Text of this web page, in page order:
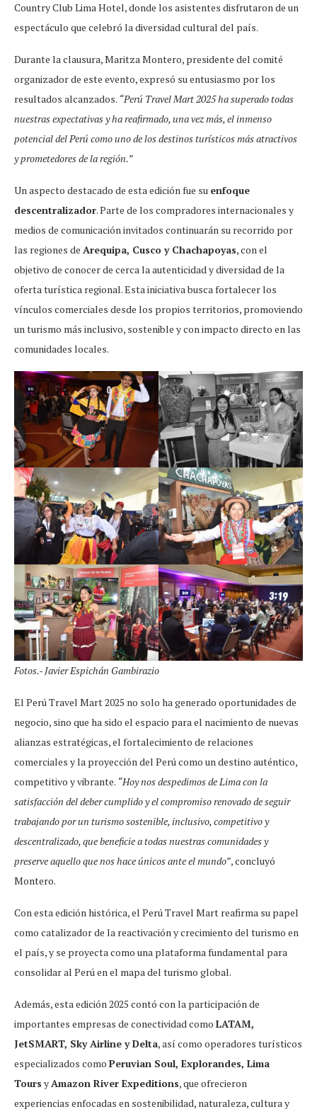
Country Club Lima Hotel, donde los asistentes disfrutaron de un
espectáculo que celebró la diversidad cultural del país.
Durante la clausura, Maritza Montero, presidente del comité
organizador de este evento, expresó su entusiasmo por los
resultados alcanzados. “Perú Travel Mart 2025 ha superado todas
nuestras expectativas y ha reafirmado, una vez más, el inmenso
potencial del Perú como uno de los destinos turísticos más atractivos
y prometedores de la región.”
Un aspecto destacado de esta edición fue su enfoque
descentralizador. Parte de los compradores internacionales y
medios de comunicación invitados continuarán su recorrido por
las regiones de Arequipa, Cusco y Chachapoyas, con el
objetivo de conocer de cerca la autenticidad y diversidad de la
oferta turística regional. Esta iniciativa busca fortalecer los
vínculos comerciales desde los propios territorios, promoviendo
un turismo más inclusivo, sostenible y con impacto directo en las
comunidades locales.
Fotos.- Javier Espichán Gambirazio
El Perú Travel Mart 2025 no solo ha generado oportunidades de
negocio, sino que ha sido el espacio para el nacimiento de nuevas
alianzas estratégicas, el fortalecimiento de relaciones
comerciales y la proyección del Perú como un destino auténtico,
competitivo y vibrante. “Hoy nos despedimos de Lima con la
satisfacción del deber cumplido y el compromiso renovado de seguir
trabajando por un turismo sostenible, inclusivo, competitivo y
descentralizado, que beneficie a todas nuestras comunidades y
preserve aquello que nos hace únicos ante el mundo”, concluyó
Montero.
Con esta edición histórica, el Perú Travel Mart reafirma su papel
como catalizador de la reactivación y crecimiento del turismo en
el país, y se proyecta como una plataforma fundamental para
consolidar al Perú en el mapa del turismo global.
Además, esta edición 2025 contó con la participación de
importantes empresas de conectividad como LATAM,
JetSMART, Sky Airline y Delta, así como operadores turísticos
especializados como Peruvian Soul, Explorandes, Lima
Tours yAmazon River Expeditions, que ofrecieron
experiencias enfocadas en sostenibilidad, naturaleza, cultura y